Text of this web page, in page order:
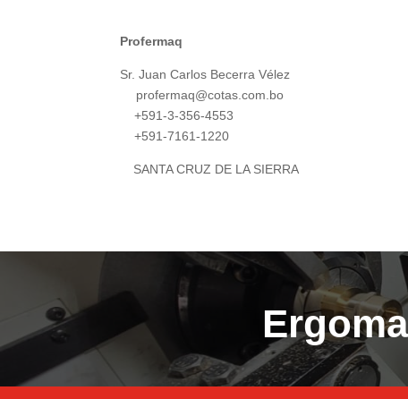
Profermaq
Sr. Juan Carlos Becerra Vélez
profermaq@cotas.com.bo
+591-3-356-4553
+591-7161-1220
SANTA CRUZ DE LA SIERRA